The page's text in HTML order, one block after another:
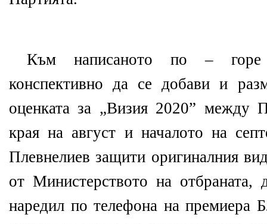
Към написаното по –
конспективно да се добави и
оценката за „Визия 2020” между
края на август и началото на
Плевнелиев защити оригиналния
от Министерството на отбраната,
наредил по телефона на премиера